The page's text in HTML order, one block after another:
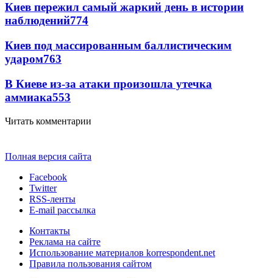
Киев пережил самый жаркий день в истории
наблюдений774
Киев под массированным баллистическим
ударом763
В Киеве из-за атаки произошла утечка
аммиака553
Читать комментарии
Полная версия сайта
Facebook
Twitter
RSS-ленты
E-mail рассылка
Контакты
Реклама на сайте
Использование материалов korrespondent.net
Правила пользования сайтом